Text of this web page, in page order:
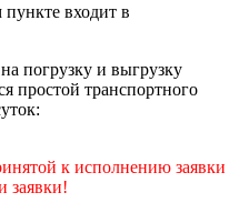
входит в
погрузку и выгрузку
простой транспортного
к исполнению заявки
заявки!